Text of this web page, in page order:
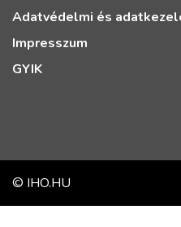
Adatvédelmi és
Impresszum
GYIK
© IHO.HU